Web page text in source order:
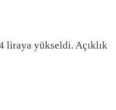
liraya yükseldi. Açıklık